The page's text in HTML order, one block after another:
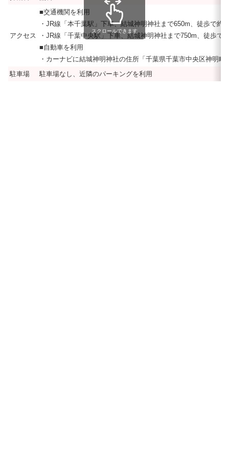
アクセス
■交通機関を利用
・JR線「本千葉駅」下車、結城神明神社まで650m、徒歩で約8
・JR線「千葉中央駅」下車、結城神明神社まで750m、徒歩で
■自動車を利用
・カーナビに結城神明神社の住所「千葉県千葉市中央区神明町
駐車場
駐車場なし、近隣のパーキングを利用
スクロールできます